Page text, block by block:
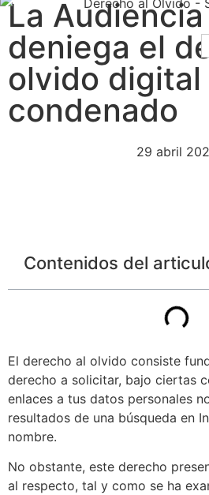
La
deniega el
olvido digital
condenado
29 abril
Contenidos del
El derecho al olvido consiste
derecho a solicitar, bajo ciertas
enlaces a tus datos personales
resultados de una búsqueda en
nombre.
No obstante, este derecho
al respecto, tal y como se ha